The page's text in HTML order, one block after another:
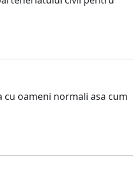
oameni normali asa cum